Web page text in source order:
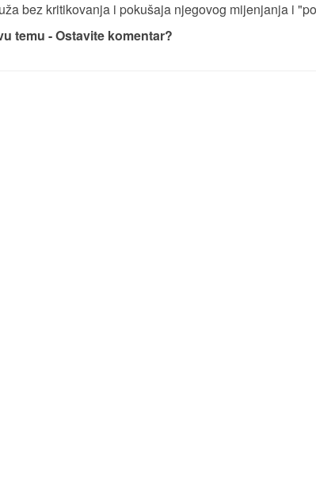
bez kritikovanja i pokušaja njegovog mijenjanja i
temu - Ostavite komentar?